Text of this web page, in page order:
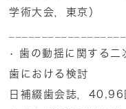
学術大会，東京）
• 歯の動揺に関する
歯における検討
日補綴歯会誌，